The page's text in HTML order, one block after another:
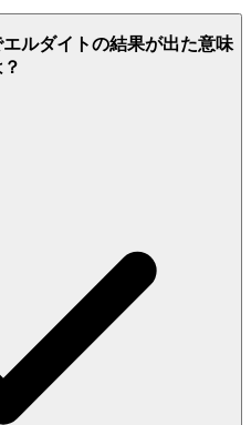
ルダイトの結果が出た意味